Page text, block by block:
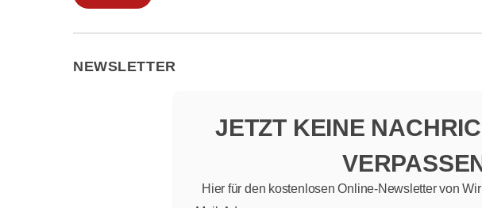
NEWSLETTER
JETZT KEINE
Hier für den kostenlosen Online-Newsletter von